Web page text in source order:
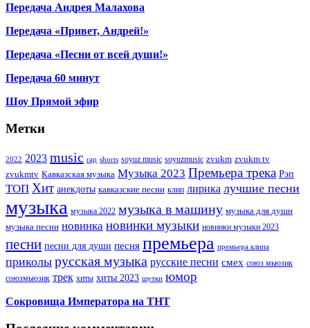
Передача Андрея Малахова
Передача «Привет, Андрей!»
Передача «Песни от всей души!»
Передача 60 минут
Шоу Прямой эфир
Метки
2022 2023 music rap shorts soyuz music soyuzmusic zvukm zvukm tv
zvukmtv Кавказская музыка Музыка 2023 Премьера трека Рэп
ТОП Хит анекдоты кавказские песни клип лирика лучшие песни
музыка музыка 2022 музыка в машину музыка для души
музыка песни новинка новинки музыки новинки музыки 2023
песни песни для души песня премьера премьера клипа
приколы русская музыка русские песни смех союз мьюзик
союзмьюзик трек хиты хиты 2023 шутки юмор
Сокровища Императора на ТНТ